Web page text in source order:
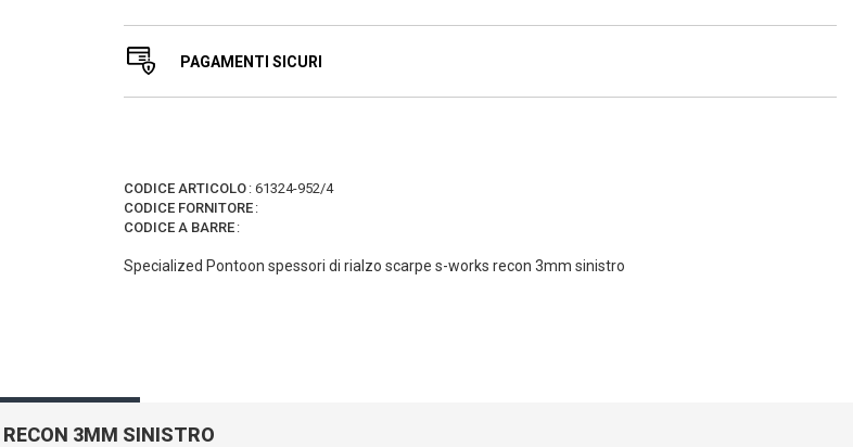
PAGAMENTI SICURI
CODICE ARTICOLO : 61324-952/4
CODICE FORNITORE :
CODICE A BARRE :
Specialized Pontoon spessori di rialzo scarpe s-works recon 3mm sinistro
3MM SINISTRO